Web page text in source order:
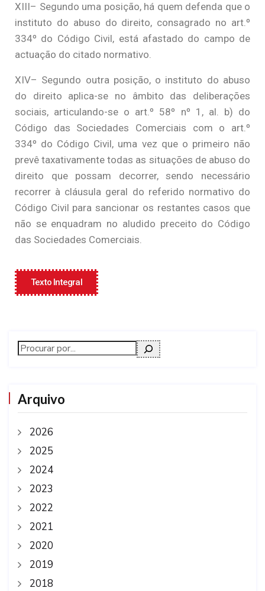
XIII– Segundo uma posição, há quem defenda que o
instituto do abuso do direito, consagrado no art.º
334º do Código Civil, está afastado do campo de
actuação do citado normativo.
XIV– Segundo outra posição, o instituto do abuso
do direito aplica-se no âmbito das deliberações
sociais, articulando-se o art.º 58º nº 1, al. b) do
Código das Sociedades Comerciais com o art.º
334º do Código Civil, uma vez que o primeiro não
prevê taxativamente todas as situações de abuso do
direito que possam decorrer, sendo necessário
recorrer à cláusula geral do referido normativo do
Código Civil para sancionar os restantes casos que
não se enquadram no aludido preceito do Código
das Sociedades Comerciais.
Texto Integral
Arquivo
2026
2025
2024
2023
2022
2021
2020
2019
2018